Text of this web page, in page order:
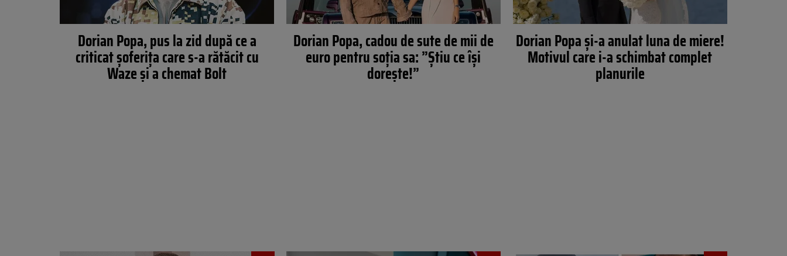
Dorian Popa, pus la zid după ce a
criticat șoferița care s-a rătăcit cu
Waze și a chemat Bolt
Dorian Popa, cadou de sute de mii de
euro pentru soția sa: ”Știu ce își
dorește!”
Dorian Popa și-a anulat luna de miere!
Motivul care i-a schimbat complet
planurile